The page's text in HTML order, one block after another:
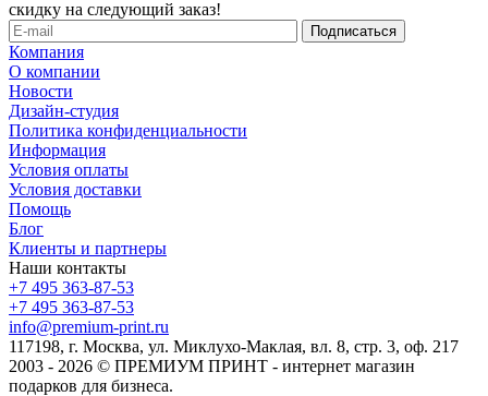
скидку на следующий заказ!
Компания
О компании
Новости
Дизайн-студия
Политика конфиденциальности
Информация
Условия оплаты
Условия доставки
Помощь
Блог
Клиенты и партнеры
Наши контакты
+7 495 363-87-53
+7 495 363-87-53
info@premium-print.ru
117198, г. Москва, ул. Миклухо-Маклая, вл. 8, стр. 3, оф. 217
2003 - 2026 © ПРЕМИУМ ПРИНТ - интернет магазин
подарков для бизнеса.